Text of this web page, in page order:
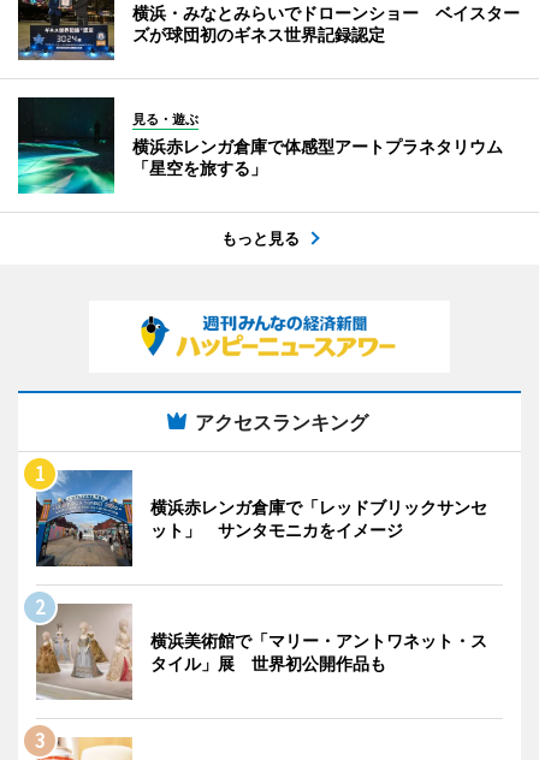
横浜・みなとみらいでドローンショー ベイスター
ズが球団初のギネス世界記録認定
見る・遊ぶ
横浜赤レンガ倉庫で体感型アートプラネタリウム
「星空を旅する」
もっと見る
アクセスランキング
横浜赤レンガ倉庫で「レッドブリックサンセ
ット」 サンタモニカをイメージ
横浜美術館で「マリー・アントワネット・ス
タイル」展 世界初公開作品も